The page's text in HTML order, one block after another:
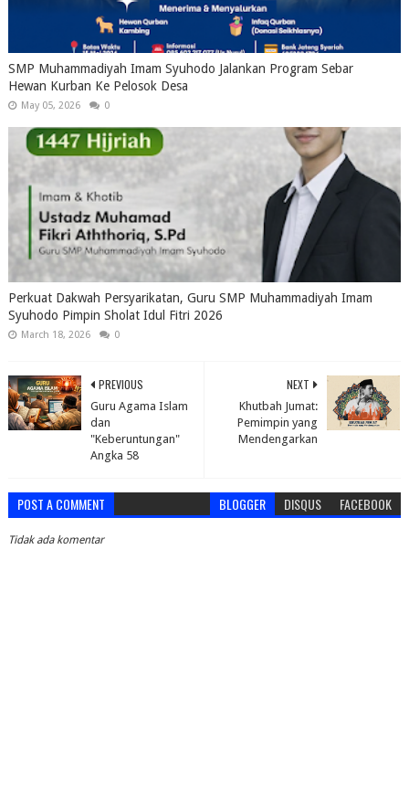
SMP Muhammadiyah Imam Syuhodo Jalankan Program Sebar
Hewan Kurban Ke Pelosok Desa
May 05, 2026 0
Perkuat Dakwah Persyarikatan, Guru SMP Muhammadiyah Imam
Syuhodo Pimpin Sholat Idul Fitri 2026
March 18, 2026 0
NEXT
Khutbah Jumat:
Pemimpin yang
Mendengarkan
PREVIOUS
Guru Agama Islam
dan
"Keberuntungan"
Angka 58
POST A COMMENT BLOGGER DISQUS FACEBOOK
Tidak ada komentar